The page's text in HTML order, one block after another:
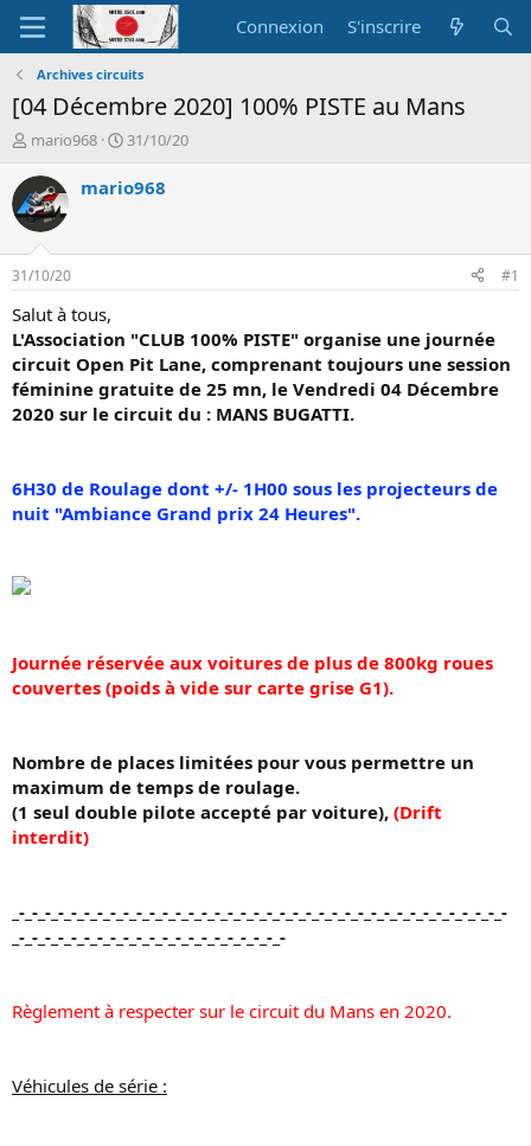
Connexion S'inscrire
Archives circuits
[04 Décembre 2020] 100% PISTE au Mans
A
t
e
u
r
d
e
l
a
d
i
s
c
s
i
o
mario968
D
t
é
u
31/10/20
mario968
31/10/20 #1
Salut à tous,
L'Association "CLUB 100% PISTE" organise une journée
circuit Open Pit Lane, comprenant toujours une session
féminine gratuite de 25 mn, le Vendredi 04 Décembre
2020 sur le circuit du : MANS BUGATTI.
6H30 de Roulage dont +/- 1H00 sous les projecteurs de
nuit "Ambiance Grand prix 24 Heures".
Journée réservée aux voitures de plus de 800kg roues
couvertes (poids à vide sur carte grise G1).
Nombre de places limitées pour vous permettre un
maximum de temps de roulage.
(1 seul double pilote accepté par voiture), (Drift
interdit)
_-_-_-_-_-_-_-_-_-_-_-_-_-_-_-_-_-_-_-_-_-_-_-_-_-_-_-_-_-_-_-_-_-_-_-_-_-_-
_-_-_-_-_-_-_-_-_-_-_-_-_-_-_-_-_-_-_-_-_-
Règlement à respecter sur le circuit du Mans en 2020.
Véhicules de série :